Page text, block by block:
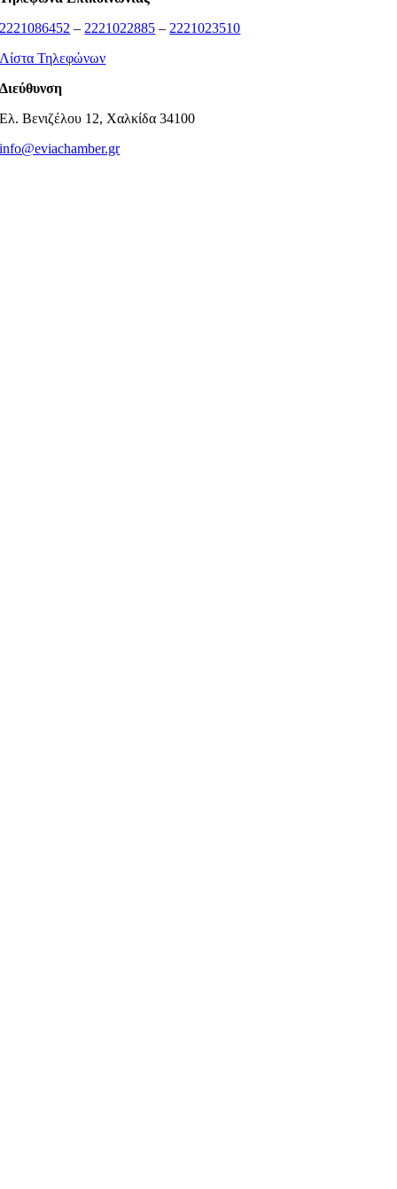
2221086452 – 2221022885 – 2221023510
Λίστα Τηλεφώνων
Διεύθυνση
Ελ. Βενιζέλου 12, Χαλκίδα 34100
info@eviachamber.gr